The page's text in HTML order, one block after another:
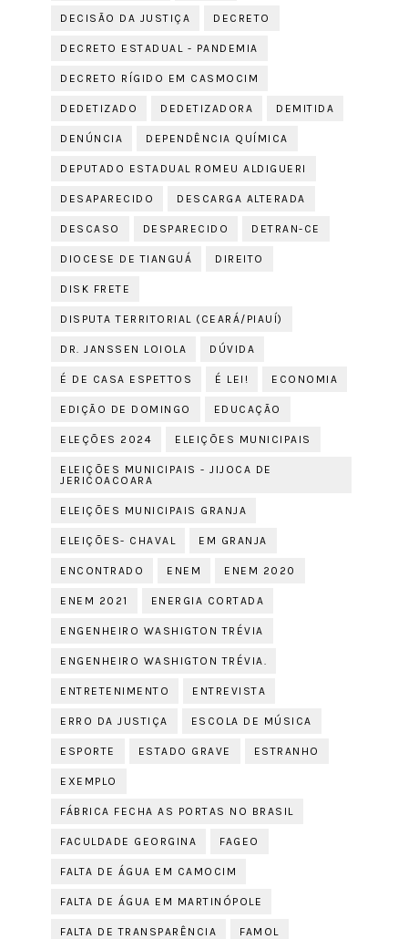
DECISÃO DA JUSTIÇA DECRETO
DECRETO ESTADUAL - PANDEMIA
DECRETO RÍGIDO EM CASMOCIM
DEDETIZADO DEDETIZADORA DEMITIDA
DENÚNCIA DEPENDÊNCIA QUÍMICA
DEPUTADO ESTADUAL ROMEU ALDIGUERI
DESAPARECIDO DESCARGA ALTERADA
DESCASO DESPARECIDO DETRAN-CE
DIOCESE DE TIANGUÁ DIREITO
DISK FRETE
DISPUTA TERRITORIAL (CEARÁ/PIAUÍ)
DR. JANSSEN LOIOLA DÚVIDA
É DE CASA ESPETTOS É LEI! ECONOMIA
EDIÇÃO DE DOMINGO EDUCAÇÃO
ELEÇÕES 2024 ELEIÇÕES MUNICIPAIS
ELEIÇÕES MUNICIPAIS - JIJOCA DE
JERICOACOARA
ELEIÇÕES MUNICIPAIS GRANJA
ELEIÇÕES- CHAVAL EM GRANJA
ENCONTRADO ENEM ENEM 2020
ENEM 2021 ENERGIA CORTADA
ENGENHEIRO WASHIGTON TRÉVIA
ENGENHEIRO WASHIGTON TRÉVIA.
ENTRETENIMENTO ENTREVISTA
ERRO DA JUSTIÇA ESCOLA DE MÚSICA
ESPORTE ESTADO GRAVE ESTRANHO
EXEMPLO
FÁBRICA FECHA AS PORTAS NO BRASIL
FACULDADE GEORGINA FAGEO
FALTA DE ÁGUA EM CAMOCIM
FALTA DE ÁGUA EM MARTINÓPOLE
FALTA DE TRANSPARÊNCIA FAMOL